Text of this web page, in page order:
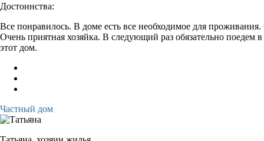
Достоинства:
Все понравилось. В доме есть все необходимое для проживания.
Очень приятная хозяйка. В следующий раз обязательно поедем в
этот дом.
Частный дом